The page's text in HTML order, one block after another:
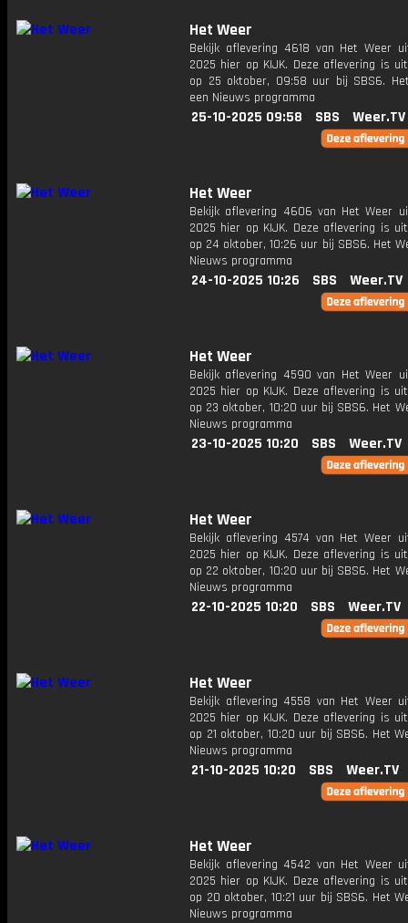
Het Weer
Bekijk aflevering 4618 van Het Weer
2025 hier op KIJK. Deze aflevering is
op 25 oktober, 09:58 uur bij SBS6.
een Nieuws programma
25-10-2025 09:58 SBS Weer.TV
Het Weer
Bekijk aflevering 4606 van Het Weer
2025 hier op KIJK. Deze aflevering is
op 24 oktober, 10:26 uur bij SBS6. Het
Nieuws programma
24-10-2025 10:26 SBS Weer.TV
Het Weer
Bekijk aflevering 4590 van Het Weer
2025 hier op KIJK. Deze aflevering is
op 23 oktober, 10:20 uur bij SBS6. Het
Nieuws programma
23-10-2025 10:20 SBS Weer.TV
Het Weer
Bekijk aflevering 4574 van Het Weer
2025 hier op KIJK. Deze aflevering is
op 22 oktober, 10:20 uur bij SBS6. Het
Nieuws programma
22-10-2025 10:20 SBS Weer.TV
Het Weer
Bekijk aflevering 4558 van Het Weer
2025 hier op KIJK. Deze aflevering is
op 21 oktober, 10:20 uur bij SBS6. Het
Nieuws programma
21-10-2025 10:20 SBS Weer.TV
Het Weer
Bekijk aflevering 4542 van Het Weer
2025 hier op KIJK. Deze aflevering is
op 20 oktober, 10:21 uur bij SBS6. Het
Nieuws programma